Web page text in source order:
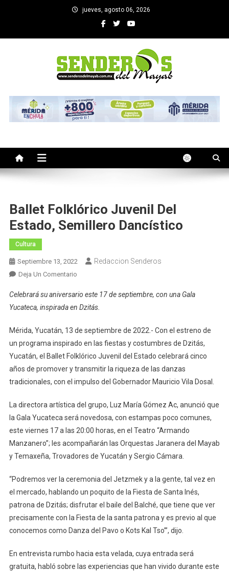
jueves, agosto 06, 2026
SENDEROS DEL MAYAB
Ballet Folklórico Juvenil Del
Estado, Semillero Dancístico
Cultura
Septiembre 13, 2022 Redaccion Senderos
Deja Un ComentarioEn
Folklórico
Juvenil
Estado,
Semillero
Dancístico
Celebrará su aniversario este 17 de septiembre, con una Gala
Yucateca, inspirada en Dzitás.
Mérida, Yucatán, 13 de septiembre de 2022.- Con el estreno de
un programa inspirado en las fiestas y costumbres de Dzitás,
Yucatán, el Ballet Folklórico Juvenil del Estado celebrará cinco
años de promover y transmitir la riqueza de las danzas
tradicionales, con el impulso del Gobernador Mauricio Vila Dosal.
La directora artística del grupo, Luz María Gómez Ac, anunció que
la Gala Yucateca será novedosa, con estampas poco comunes,
este viernes 17 a las 20:00 horas, en el Teatro “Armando
Manzanero”; les acompañarán las Orquestas Jaranera del Mayab
y Temaxeña, Trovadores de Yucatán y Sergio Cámara.
“Podremos ver la ceremonia del Jetzmek y a la gente, tal vez en
el mercado, hablando un poquito de la Fiesta de Santa Inés,
patrona de Dzitás; disfrutar el baile del Balché, que tiene que ver
precisamente con la Fiesta de la santa patrona y es previo al que
conocemos como Danza del Pavo o Kots Kal Tso’”, dijo.
En entrevista rumbo hacia esta velada, cuya entrada será
gratuita, habló sobre las experiencias que han vivido durante este